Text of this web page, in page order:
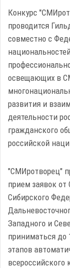
Конкурс
проводится
совместно с
освещающих в
развития и
деятельности
гражданского
российской
"СМИротворец"
прием заявок
Сибирского
Западного и
приниматься до
этапов
всероссийского